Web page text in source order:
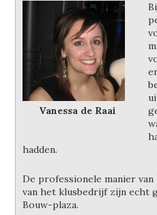
Vanessa de Raai
hadden.
De professionele manier
van het klusbedrijf zijn echt
Bouw-plaza.